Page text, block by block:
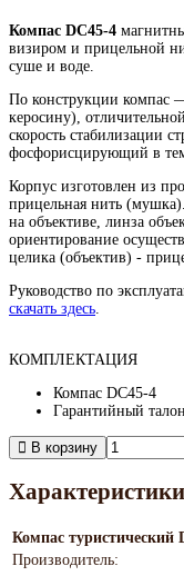
Компас DC45-4
визиром и прицельной
суше и воде.
По конструкции компас
керосину),
скорость стабилизации
фосфорисцирующий в
Корпус изготовлен из
прицельная нить
на объективе, линза
ориентирование
целика (объектив) -
Руководство по
скачать здесь.
КОМПЛЕКТАЦИЯ
Компас DC45-4
Гарантийный талон
В корзину
Характеристики
Компас
Производитель: